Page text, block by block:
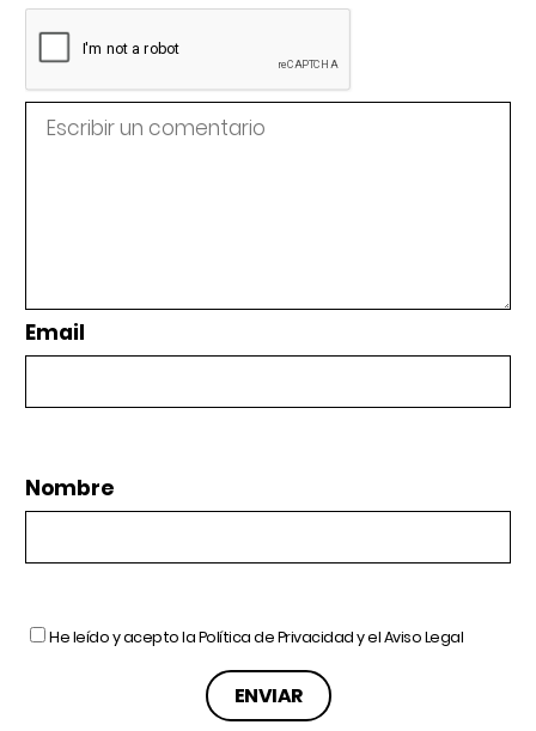
Email
Nombre
He leído y acepto laPolítica de Privacidady elAviso Legal